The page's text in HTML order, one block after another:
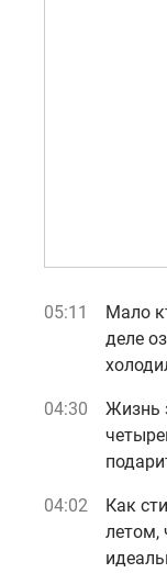
05:11
Мало
деле
04:30
Жизнь
04:02
Как
летом,